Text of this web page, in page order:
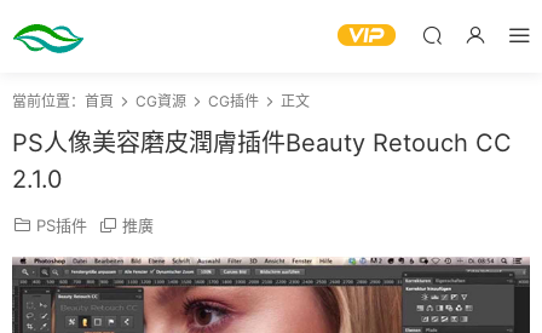
當前位置： 首頁 CG資源 CG插件 正文
PS人像美容磨皮潤膚插件Beauty Retouch CC
2.1.0
PS插件 推廣